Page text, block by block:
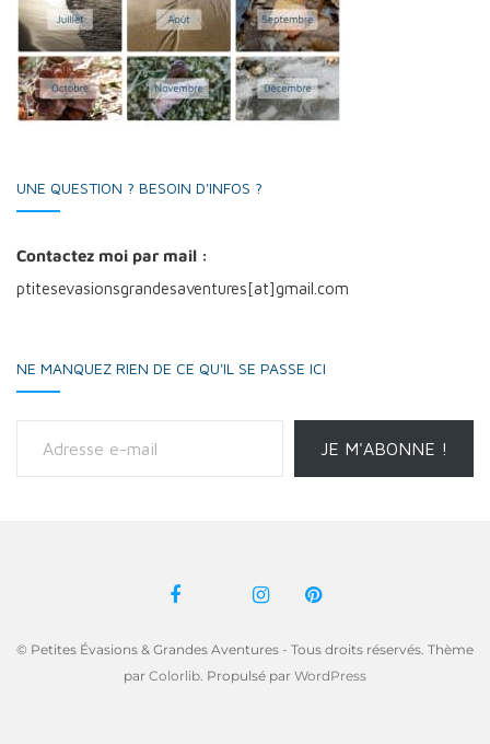
UNE QUESTION ? BESOIN D'INFOS ?
Contactez moi par mail :
ptitesevasionsgrandesaventures[at]gmail.com
NE MANQUEZ RIEN DE CE QU'IL SE PASSE ICI
JE M'ABONNE !
© Petites Évasions & Grandes Aventures - Tous droits réservés. Thème
par Colorlib . Propulsé par WordPress